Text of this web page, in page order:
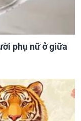
phụ nữ ở giữa